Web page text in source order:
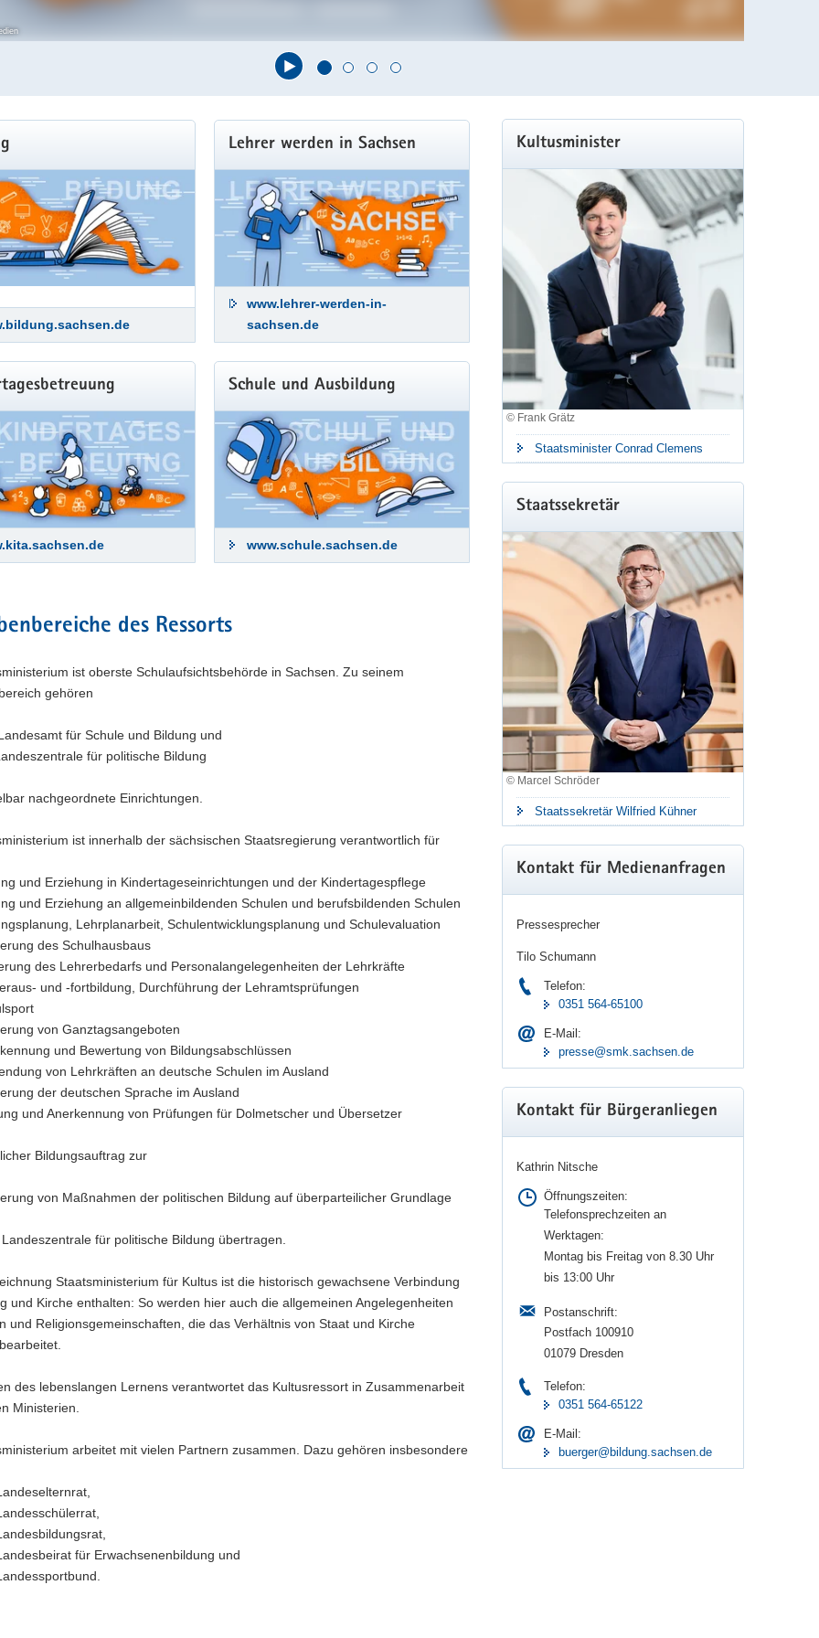
»Bildungsland Sachsen 2030« veröffentlicht
aus der öffentlichen Beratung sowie weiterer Konsultationen etwa mit Schulleitungen, Schulträgern oder innerhalb
Staatsministeriums für Kultus und des Landesamtes für Schule und Bildung wurden durch die Projektgruppe zu
Strategiepapier entwickelt.
KLASSE
für Schule in Sachsen
KLASSE wird in unregelmäßigen Abständen von der Pressestelle des Kultusministeriums herausgegeben und an
versandt. Einzelexemplare können über die Publikationsdatenbank bestellt werden.
der Ausgaben
Lehrer werden in Sachsen
www.lehrer-werden-in-
sachsen.de
Schule und Ausbildung
www.schule.sachsen.de
des Ressorts
ist oberste Schulaufsichtsbehörde in Sachsen. Zu seinem
gehören
für Schule und Bildung und
für politische Bildung
nachgeordnete Einrichtungen.
ist innerhalb der sächsischen Staatsregierung verantwortlich für
und Erziehung in Kindertageseinrichtungen und der Kindertagespflege
und Erziehung an allgemeinbildenden Schulen und berufsbildenden Schulen
Lehrplanarbeit, Schulentwicklungsplanung und Schulevaluation
des Schulhausbaus
des Lehrerbedarfs und Personalangelegenheiten der Lehrkräfte
und -fortbildung, Durchführung der Lehramtsprüfungen
von Ganztagsangeboten
und Bewertung von Bildungsabschlüssen
von Lehrkräften an deutsche Schulen im Ausland
der deutschen Sprache im Ausland
und Anerkennung von Prüfungen für Dolmetscher und Übersetzer
Bildungsauftrag zur
von Maßnahmen der politischen Bildung auf überparteilicher Grundlage
für politische Bildung übertragen.
Staatsministerium für Kultus ist die historisch gewachsene Verbindung
und Kirche enthalten: So werden hier auch die allgemeinen Angelegenheiten
und Religionsgemeinschaften, die das Verhältnis von Staat und Kirche
des lebenslangen Lernens verantwortet das Kultusressort in Zusammenarbeit
Ministerien.
arbeitet mit vielen Partnern zusammen. Dazu gehören insbesondere
für Erwachsenenbildung und
Information
Kultusminister
© Frank Grätz
Staatsminister Conrad Clemens
Staatssekretär
© Marcel Schröder
Staatssekretär Wilfried Kühner
Kontakt für Medienanfragen
Pressesprecher
Tilo Schumann
Telefon:
0351 564-65100
E-Mail:
presse@smk.sachsen.de
Kontakt für Bürgeranliegen
Kathrin Nitsche
Öffnungszeiten:
Telefonsprechzeiten an
Werktagen:
Montag bis Freitag von 8.30 Uhr
bis 13:00 Uhr
Postanschrift:
Postfach 100910
01079 Dresden
Telefon:
0351 564-65122
E-Mail:
buerger@bildung.sachsen.de